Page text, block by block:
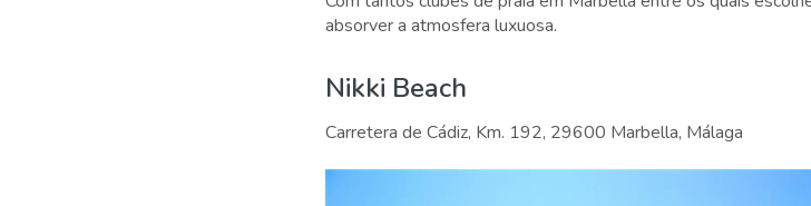
absorver a atmosfera luxuosa.
Nikki Beach
Carretera de Cádiz, Km. 192, 29600 Marbella, Málaga